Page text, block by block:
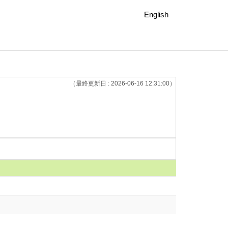
English
（最終更新日 : 2026-06-16 12:31:00）